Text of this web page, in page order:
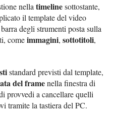
nellatimelinesottostante,
il template del video
degli strumenti posta sulla
comeimmagini,sottotitoli,
standard previsti dal template,
del framenella finestra di
provvedi a cancellare quelli
tramite la tastiera del PC.